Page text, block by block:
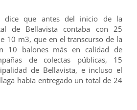
dice que antes del inicio de la
de Bellavista contaba con 25
10 m3, que en el transcurso de la
10 balones más en calidad de
de colectas públicas, 15
de Bellavista, e incluso el
había entregado un total de 24